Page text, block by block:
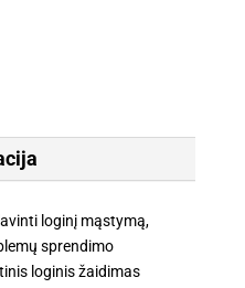
loginį mąstymą,
sprendimo
loginis žaidimas